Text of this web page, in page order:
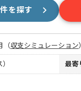
を探す
（収支シミュレーション）
最寄